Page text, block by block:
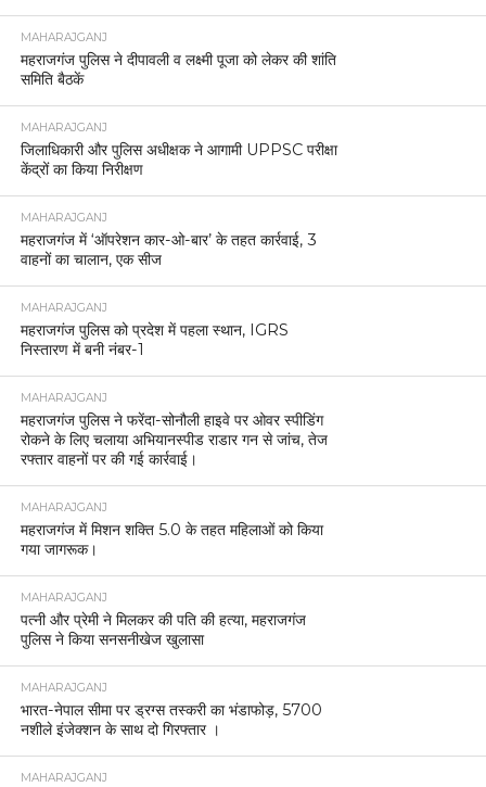
MAHARAJGANJ
महराजगंज पुलिस ने दीपावली व लक्ष्मी पूजा को लेकर की शांति
समिति बैठकें
MAHARAJGANJ
जिलाधिकारी और पुलिस अधीक्षक ने आगामी UPPSC परीक्षा
केंद्रों का किया निरीक्षण
MAHARAJGANJ
महराजगंज में ‘ऑपरेशन कार-ओ-बार’ के तहत कार्रवाई, 3
वाहनों का चालान, एक सीज
MAHARAJGANJ
महराजगंज पुलिस को प्रदेश में पहला स्थान, IGRS
निस्तारण में बनी नंबर-1
MAHARAJGANJ
महराजगंज पुलिस ने फरेंदा-सोनौली हाइवे पर ओवर स्पीडिंग
रोकने के लिए चलाया अभियानस्पीड राडार गन से जांच, तेज
रफ्तार वाहनों पर की गई कार्रवाई।
MAHARAJGANJ
महराजगंज में मिशन शक्ति 5.0 के तहत महिलाओं को किया
गया जागरूक।
MAHARAJGANJ
पत्नी और प्रेमी ने मिलकर की पति की हत्या, महराजगंज
पुलिस ने किया सनसनीखेज खुलासा
MAHARAJGANJ
भारत-नेपाल सीमा पर ड्रग्स तस्करी का भंडाफोड़, 5700
नशीले इंजेक्शन के साथ दो गिरफ्तार ।
MAHARAJGANJ